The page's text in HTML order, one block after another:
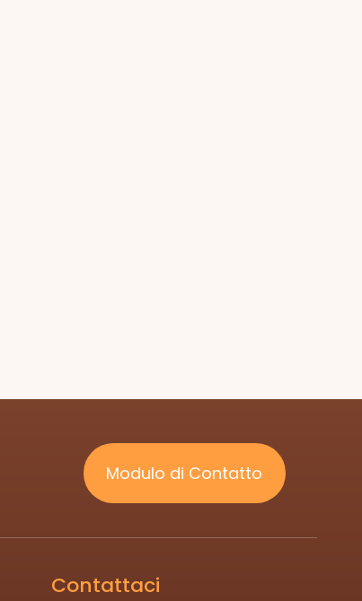
Modulo di Contatto
Contattaci